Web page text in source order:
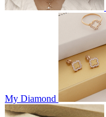
My Diamond